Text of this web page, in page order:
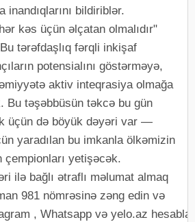
inandıqlarını bildiriblər.
kəs üçün əlçatan olmalıdır"
tərəfdaşlıq fərqli inkişaf
potensialını göstərməyə,
aktiv inteqrasiya olmağa
Bu təşəbbüsün təkcə bu gün
üçün də böyük dəyəri var —
yaradılan bu imkanla ölkəmizin
çempionları yetişəcək.
ilə bağlı ətraflı məlumat almaq
981 nömrəsinə zəng edin və
, Whatsapp və yelo.az